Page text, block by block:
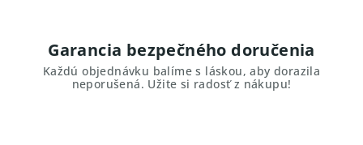
Garancia bezpečného doručenia
Každú objednávku balíme s láskou, aby dorazila
neporušená. Užite si radosť z nákupu!